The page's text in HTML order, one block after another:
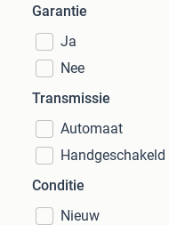
Garantie
Ja
Nee
Transmissie
Automaat
Handgeschakeld
Conditie
Nieuw